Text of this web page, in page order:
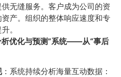
无缝服务。客户成为公司的资
产。组织的整体响应速度和专
。
析优化与预测”系统——从“事后
：系统持续分析海量互动数据：